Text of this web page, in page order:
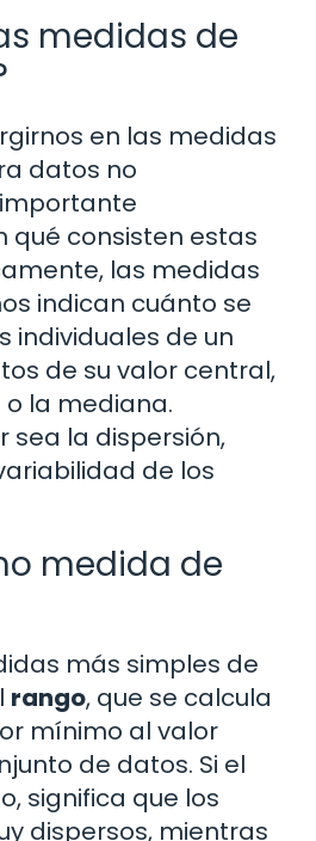
medidas de
en las medidas
datos no
qué consisten estas
las medidas
indican cuánto se
individuales de un
de su valor central,
la mediana.
sea la dispersión,
de los
medida de
más simples de
rango, que se calcula
mínimo al valor
de datos. Si el
significa que los
dispersos, mientras